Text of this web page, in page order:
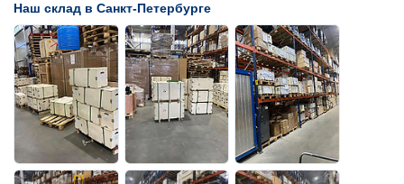
Наш склад в Санкт-Петербурге